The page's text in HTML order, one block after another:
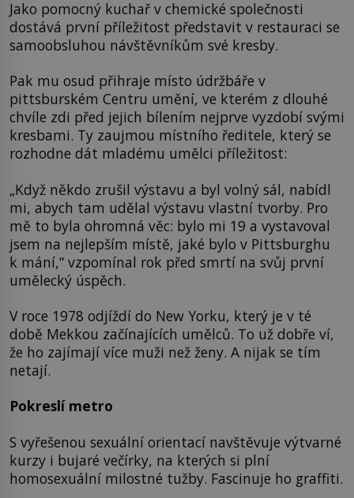
Jako pomocný kuchař v chemické společnosti
dostává první příležitost představit v restauraci se
samoobsluhou návštěvníkům své kresby.
Pak mu osud přihraje místo údržbáře v
pittsburském Centru umění, ve kterém z dlouhé
chvíle zdi před jejich bílením nejprve vyzdobí svými
kresbami. Ty zaujmou místního ředitele, který se
rozhodne dát mladému umělci příležitost:
„Když někdo zrušil výstavu a byl volný sál, nabídl
mi, abych tam udělal výstavu vlastní tvorby. Pro
mě to byla ohromná věc: bylo mi 19 a vystavoval
jsem na nejlepším místě, jaké bylo v Pittsburghu
k mání,“ vzpomínal rok před smrtí na svůj první
umělecký úspěch.
V roce 1978 odjíždí do New Yorku, který je v té
době Mekkou začínajících umělců. To už dobře ví,
že ho zajímají více muži než ženy. A nijak se tím
netají.
Pokreslí metro
S vyřešenou sexuální orientací navštěvuje výtvarné
kurzy i bujaré večírky, na kterých si plní
homosexuální milostné tužby. Fascinuje ho graffiti.